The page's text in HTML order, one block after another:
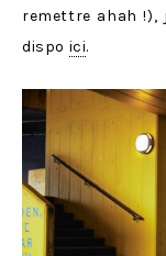
remettre ahah !),
dispo ici.